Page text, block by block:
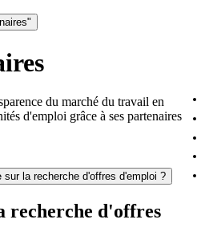
du marché du travail en
d'emploi grâce à ses partenaires
sur la recherche d'offres d'emploi ?
recherche d'offres